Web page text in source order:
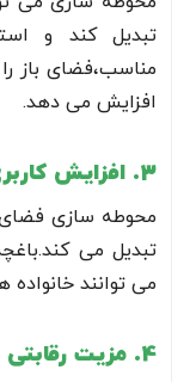
تبدیل کند و
مناسب،فضای باز
افزایش می دهد.
3. افزایش کاربری فضا
محوطه سازی فضای
تبدیل می
می توانند
4. مزیت رقابتی در بازار املاک